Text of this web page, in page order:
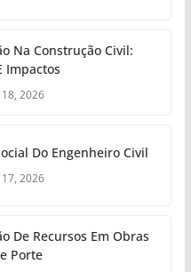
Na Construção Civil:
Impactos
2026
Do Engenheiro Civil
2026
De Recursos Em Obras
Porte